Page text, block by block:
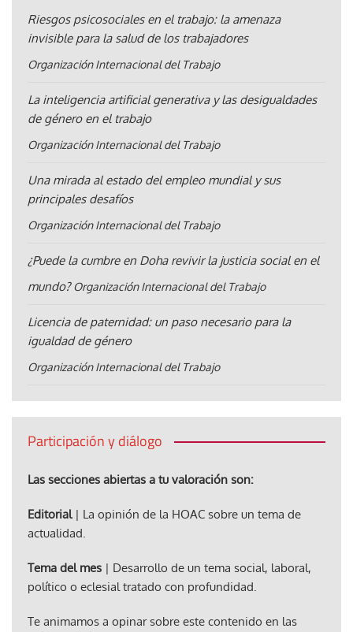
Riesgos psicosociales en el trabajo: la amenaza
invisible para la salud de los trabajadores
Organización Internacional del Trabajo
La inteligencia artificial generativa y las desigualdades
de género en el trabajo
Organización Internacional del Trabajo
Una mirada al estado del empleo mundial y sus
principales desafíos
Organización Internacional del Trabajo
¿Puede la cumbre en Doha revivir la justicia social en el
mundo? Organización Internacional del Trabajo
Licencia de paternidad: un paso necesario para la
igualdad de género
Organización Internacional del Trabajo
Participación y diálogo
Las secciones abiertas a tu valoración son:
Editorial| La opinión de la HOAC sobre un tema de
actualidad.
Tema del mes | Desarrollo de un tema social, laboral,
político o eclesial tratado con profundidad.
Te animamos a opinar sobre este contenido en las